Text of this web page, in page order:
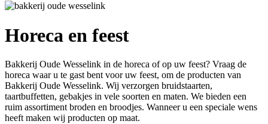
Horeca en feest
Bakkerij Oude Wesselink in de horeca of op uw feest? Vraag de
horeca waar u te gast bent voor uw feest, om de producten van
Bakkerij Oude Wesselink. Wij verzorgen bruidstaarten,
taartbuffetten, gebakjes in vele soorten en maten. We bieden een
ruim assortiment broden en broodjes. Wanneer u een speciale wens
heeft maken wij producten op maat.